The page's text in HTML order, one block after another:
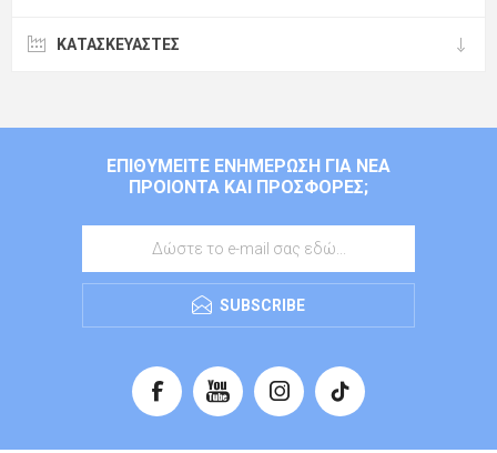
ΚΑΤΑΣΚΕΥΑΣΤΈΣ
ΕΠΙΘΥΜΕΊΤΕ ΕΝΗΜΈΡΩΣΗ ΓΙΑ ΝΈΑ
ΠΡΟΙΌΝΤΑ ΚΑΙ ΠΡΟΣΦΟΡΈΣ;
SUBSCRIBE